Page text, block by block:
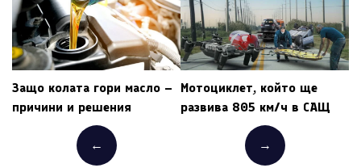
Защо колата гори масло –
причини и решения
←
Мотоциклет, който ще
развива 805 км/ч в САЩ
→